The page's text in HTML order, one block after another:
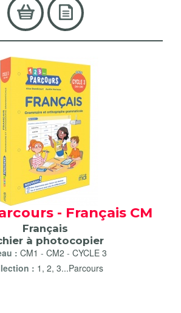
- Français CM
Français
à photocopier
: CM1 - CM2 - CYCLE 3
: 1, 2, 3...Parcours